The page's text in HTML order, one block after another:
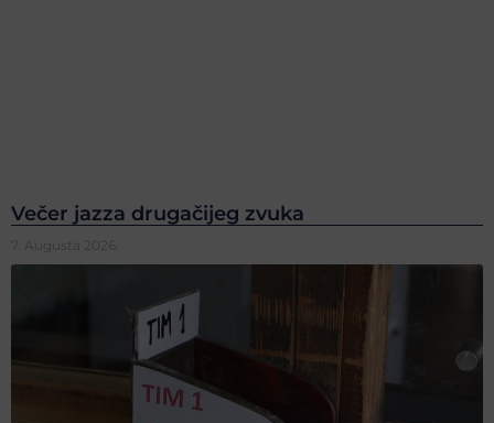
Večer jazza drugačijeg zvuka
7. Augusta 2026.